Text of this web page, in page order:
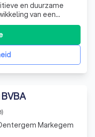
en duurzame
er optimaal worden
en behoeften. Er
van reactiviteit om
Markegem